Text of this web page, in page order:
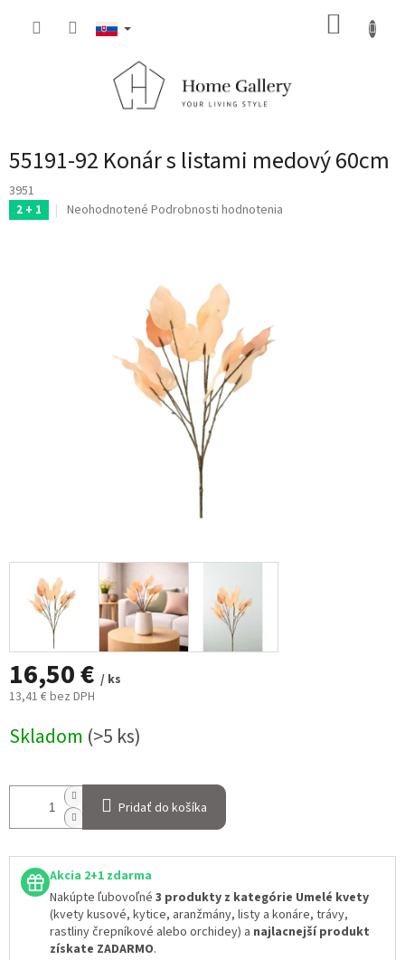
55191-92 Konár s listami medový 60cm
3951
2 + 1
Priemerné
Neohodnotené Podrobnosti hodnotenia
16,50 € / ks
13,41 € bez DPH
cena:
Skladom (>5 ks)
Pridať do košíka
Akcia 2+1 zdarma
Nakúpte ľubovoľné 3 produkty z kategórie Umelé kvety
(kvety kusové, kytice, aranžmány, listy a konáre, trávy,
rastliny črepníkové alebo orchidey) a najlacnejší produkt
získate ZADARMO.